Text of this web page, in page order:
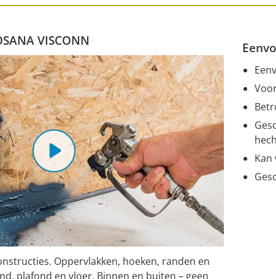
VISCONN
Oppervlakken, hoeken, randen en
plafond en vloer. Binnen en buiten – geen